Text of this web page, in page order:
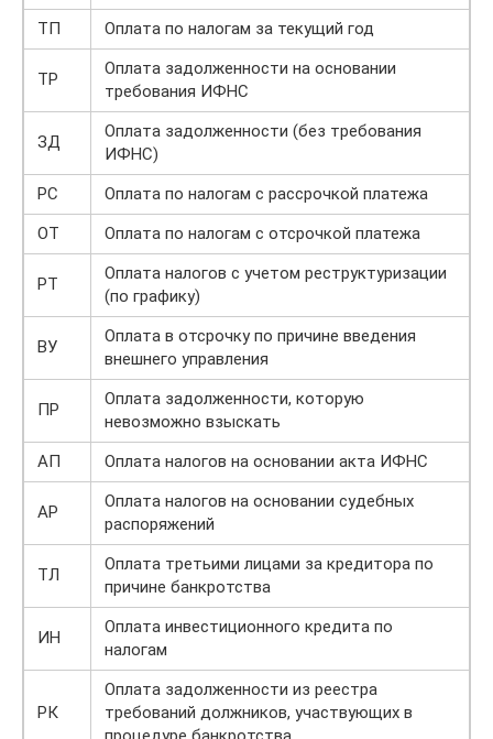
ТП Оплата по налогам за текущий год
ТР
Оплата задолженности на основании
требования ИФНС
ЗД
Оплата задолженности (без требования
ИФНС)
РС
Оплата по налогам с рассрочкой платежа
ОТ
Оплата по налогам с отсрочкой платежа
РТ
Оплата налогов с учетом реструктуризации
(по графику)
ВУ
Оплата в отсрочку по причине введения
внешнего управления
ПР
Оплата задолженности, которую
невозможно взыскать
АП
Оплата налогов на основании акта ИФНС
АР
Оплата налогов на основании судебных
распоряжений
ТЛ
Оплата третьими лицами за кредитора по
причине банкротства
ИН
Оплата инвестиционного кредита по
налогам
РК
Оплата задолженности из реестра
требований должников, участвующих в